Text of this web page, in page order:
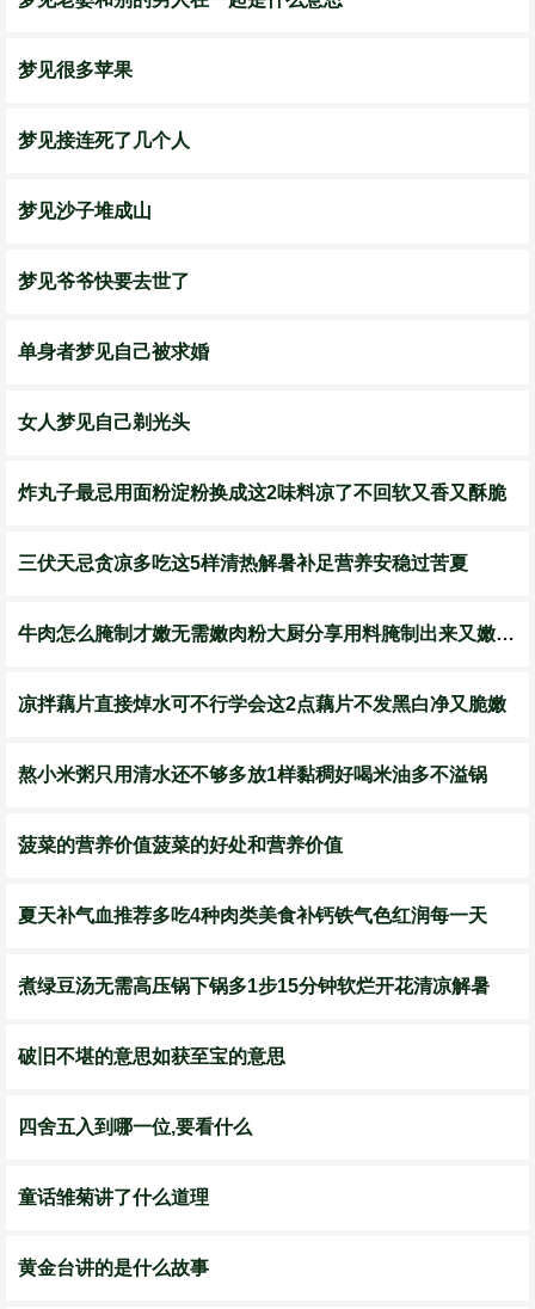
梦见很多苹果
梦见接连死了几个人
梦见沙子堆成山
梦见爷爷快要去世了
单身者梦见自己被求婚
女人梦见自己剃光头
炸丸子最忌用面粉淀粉换成这2味料凉了不回软又香又酥脆
三伏天忌贪凉多吃这5样清热解暑补足营养安稳过苦夏
牛肉怎么腌制才嫩无需嫩肉粉大厨分享用料腌制出来又嫩又滑
凉拌藕片直接焯水可不行学会这2点藕片不发黑白净又脆嫩
熬小米粥只用清水还不够多放1样黏稠好喝米油多不溢锅
菠菜的营养价值菠菜的好处和营养价值
夏天补气血推荐多吃4种肉类美食补钙铁气色红润每一天
煮绿豆汤无需高压锅下锅多1步15分钟软烂开花清凉解暑
破旧不堪的意思如获至宝的意思
四舍五入到哪一位,要看什么
童话雏菊讲了什么道理
黄金台讲的是什么故事